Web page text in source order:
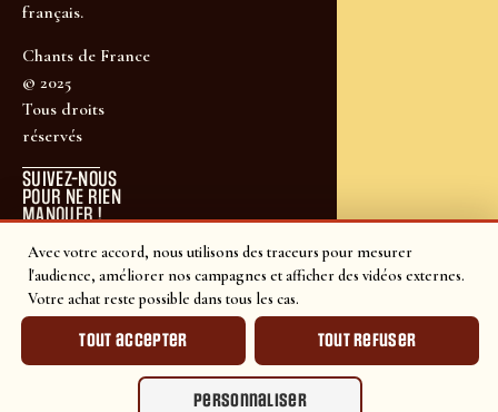
Avec votre accord, nous utilisons des traceurs pour mesurer
l'audience, améliorer nos campagnes et afficher des vidéos externes.
Votre achat reste possible dans tous les cas.
Tout accepter Tout refuser
Personnaliser
français.
Chants de France
© 2025
Tous droits
réservés
SUIVEZ-NOUS
POUR NE RIEN
MANQUER !